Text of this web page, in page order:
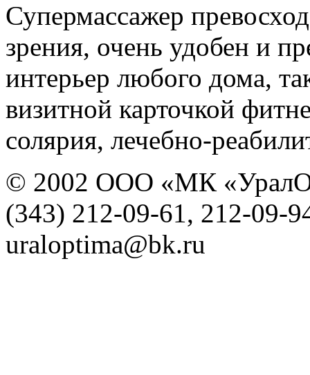
Супермассажер
зрения, очень удобен и
интерьер любого дома,
визитной карточкой
солярия, лечебно-
© 2002 ООО «МК
(343) 212-09-61, 212-09-
uraloptima@bk.ru